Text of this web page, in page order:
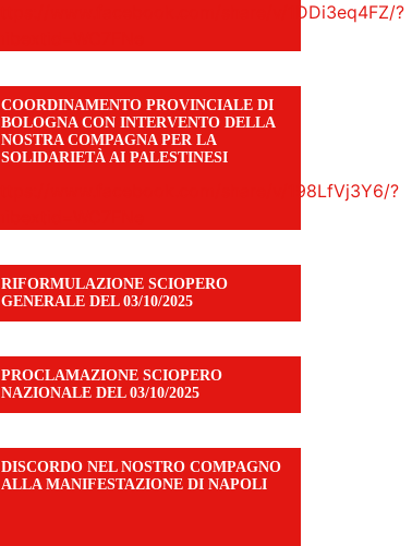
https://www.facebook.com/share/v/1DDi3eq4FZ/?
COORDINAMENTO PROVINCIALE DI
BOLOGNA CON INTERVENTO DELLA
NOSTRA COMPAGNA PER LA
SOLIDARIETÀ AI PALESTINESI
https://www.facebook.com/share/v/198LfVj3Y6/?
RIFORMULAZIONE SCIOPERO
GENERALE DEL 03/10/2025
PROCLAMAZIONE SCIOPERO
NAZIONALE DEL 03/10/2025
DISCORDO NEL NOSTRO COMPAGNO
ALLA MANIFESTAZIONE DI NAPOLI